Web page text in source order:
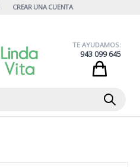
CREAR UNA CUENTA
Buscar
TE AYUDAMOS:
943 099 645